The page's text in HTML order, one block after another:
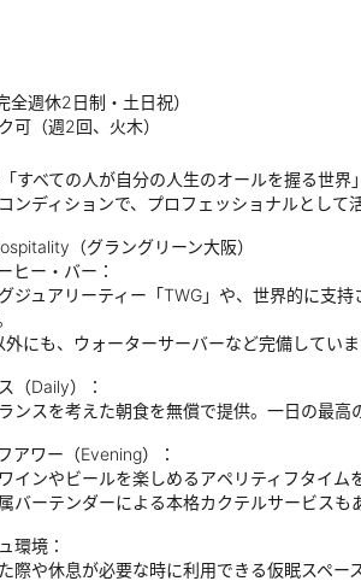
全週休2日制・土日祝）
可（週2回、火木）
すべての人が自分の人生のオールを握る世界
ンディションで、プロフェッショナルとして
（グラングリーン大阪）
ヒー・バー：
ジュアリーティー「TWG」や、世界的に支
にも、ウォーターサーバーなど完備していま
（Daily）：
ンスを考えた朝食を無償で提供。一日の最高
アワー（Evening）：
インやビールを楽しめるアペリティフタイム
バーテンダーによる本格カクテルサービスも
環境：
際や休息が必要な時に利用できる仮眠スペー